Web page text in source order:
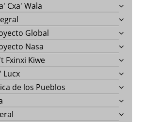
Cxa' Wala
Global
Nasa
Fxinxi Kiwe
Lucx
de los Pueblos